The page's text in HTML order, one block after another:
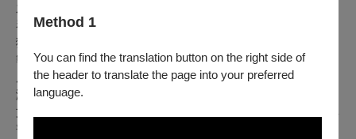
Method 1
You can find the translation button on the right side of
the header to translate the page into your preferred
language.
之後，考入慕尼 黑愛樂樂團學院。 曾任慕尼黑愛樂第一小提
琴、巴塞爾交響樂團第二樂團首席、深圳交響樂團首席，亦曾
獲邀擔 任英國皇家愛樂、馬來西亞愛樂、杭州愛樂、國家交
響樂團、臺北市立交響樂團及長榮交響樂 團之客席樂團首
席。 另外，曾與國家交響樂團、臺北市立交響樂團、國立臺
灣交響樂團及慕尼黑青年管弦樂團合作 演出協奏曲;兩度入選
文建會「第三、四屆音樂人才庫」；並獲「2007永豐愛樂古典
菁英獎」首 獎、最佳潛力新人獎及德國學術交流總署(DAAD)